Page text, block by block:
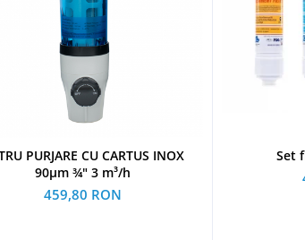
PURJARE CU CARTUS INOX
90µm ¾" 3 m³/h
459,80 RON